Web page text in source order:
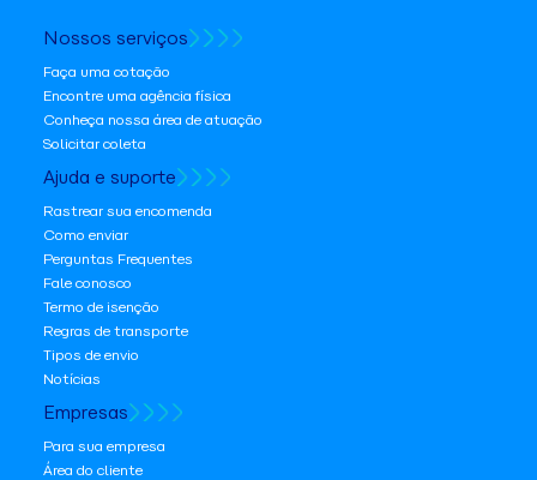
Nossos serviços
Faça uma cotação
Encontre uma agência física
Conheça nossa área de atuação
Solicitar coleta
Ajuda e suporte
Rastrear sua encomenda
Como enviar
Perguntas Frequentes
Fale conosco
Termo de isenção
Regras de transporte
Tipos de envio
Notícias
Empresas
Para sua empresa
Área do cliente